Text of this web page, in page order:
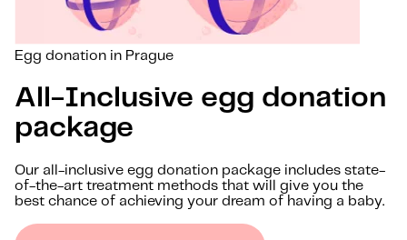
Egg donation in Prague
All-Inclusive egg donation
package
Our all-inclusive egg donation package includes state-
of-the-art treatment methods that will give you the
best chance of achieving your dream of having a baby.